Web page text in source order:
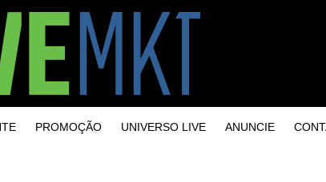
PROMOÇÃO UNIVERSO LIVE ANUNCIE